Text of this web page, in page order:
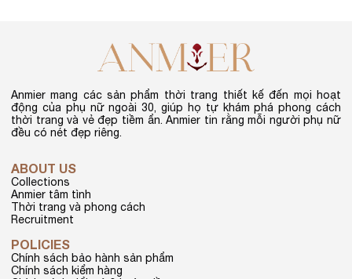
Anmier mang các sản phẩm thời trang thiết kế đến mọi hoạt
động của phụ nữ ngoài 30, giúp họ tự khám phá phong cách
thời trang và vẻ đẹp tiềm ẩn. Anmier tin rằng mỗi người phụ nữ
đều có nét đẹp riêng.
ABOUT US
Collections
Anmier tâm tình
Thời trang và phong cách
Recruitment
POLICIES
Chính sách bảo hành sản phẩm
Chính sách kiểm hàng